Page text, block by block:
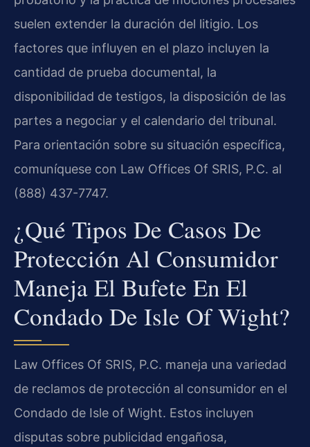
suelen extender la duración del litigio. Los
factores que influyen en el plazo incluyen la
cantidad de prueba documental, la
disponibilidad de testigos, la disposición de las
partes a negociar y el calendario del tribunal.
Para orientación sobre su situación específica,
comuníquese con Law Offices Of SRIS, P.C. al
(888) 437-7747.
¿Qué Tipos De Casos De
Protección Al Consumidor
Maneja El Bufete En El
Condado De Isle Of Wight?
Law Offices Of SRIS, P.C. maneja una variedad
de reclamos de protección al consumidor en el
Condado de Isle of Wight. Estos incluyen
disputas sobre publicidad engañosa,